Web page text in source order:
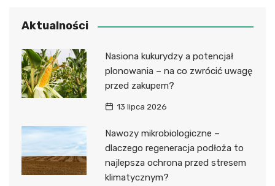
Aktualności
Nasiona kukurydzy a potencjał
plonowania – na co zwrócić uwagę
przed zakupem?
13 lipca 2026
Nawozy mikrobiologiczne –
dlaczego regeneracja podłoża to
najlepsza ochrona przed stresem
klimatycznym?